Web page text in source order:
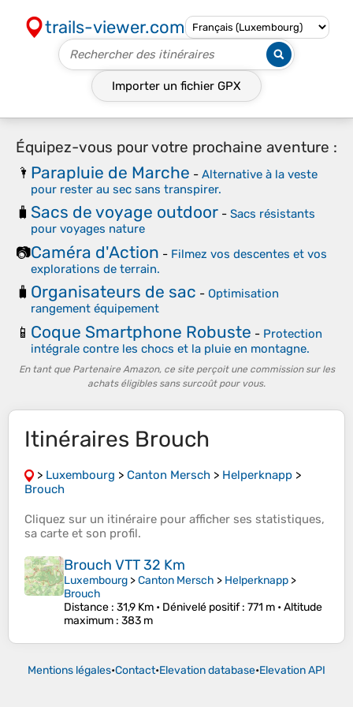
trails-viewer.com
Importer un fichier GPX
Équipez-vous pour votre prochaine aventure :
🌂 Parapluie de Marche - Alternative à la veste
pour rester au sec sans transpirer.
🧳 Sacs de voyage outdoor - Sacs résistants
pour voyages nature
📷Caméra d'Action - Filmez vos descentes et vos
explorations de terrain.
🧳 Organisateurs de sac - Optimisation
rangement équipement
📱 Coque Smartphone Robuste - Protection
intégrale contre les chocs et la pluie en montagne.
En tant que Partenaire Amazon, ce site perçoit une commission sur les
achats éligibles sans surcoût pour vous.
Itinéraires Brouch
> Luxembourg > Canton Mersch > Helperknapp >
Brouch
Cliquez sur un itinéraire pour afficher ses statistiques,
sa carte et son profil.
Brouch VTT 32 Km
Luxembourg >Canton Mersch > Helperknapp >
Brouch
Distance : 31,9 Km • Dénivelé positif: 771 m •Altitude
maximum : 383 m
Mentions légales•Contact•Elevation database•Elevation API